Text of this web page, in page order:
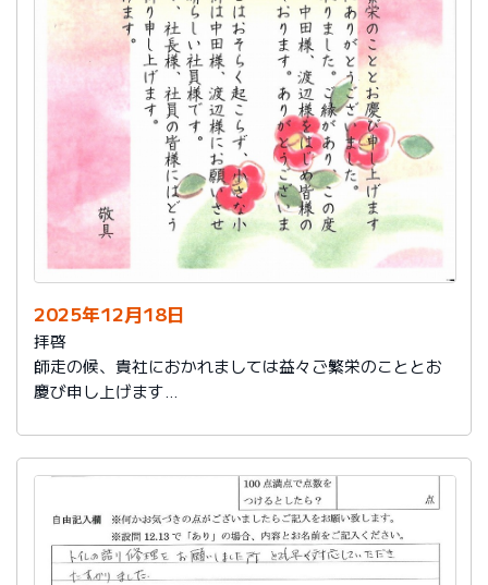
2025年12月18日
拝啓
師走の候、貴社におかれましては益々ご繁栄のこととお
慶び申し上げます
ざいました。
また、本日は心のこもったお葉書を受け取りました。ご
縁があり、この度の拙宅のリフォームを御社様にお願い
し、中田様、渡辺様をはじめ皆様のおかげをもちまし
て、毎日快適に暮らしております。ありがとうございま
した。